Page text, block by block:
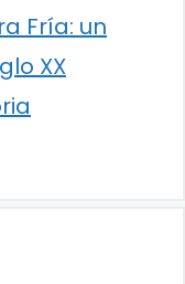
Fría: un
XX